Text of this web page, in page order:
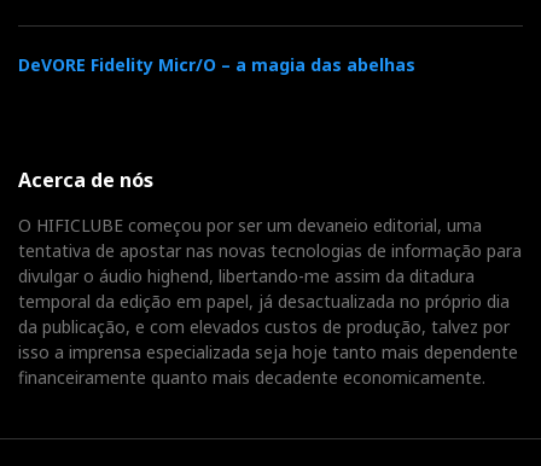
Sony
se trata de áudio highend. Tem uma vocação mais,
digamos, de electrónica de consumo. Mas, de vez em
quando, dá carta branca aos seus engenheiros para
construírem o melhor produto sem se preocuparem
com o preço.
muito elogiadas pela crítica mundial.
DeVORE Fidelity Micr/O – a magia das abelhas
Acerca de nós
O HIFICLUBE começou por ser um devaneio editorial, uma
tentativa de apostar nas novas tecnologias de informação para
divulgar o áudio highend, libertando-me assim da ditadura
temporal da edição em papel, já desactualizada no próprio dia
da publicação, e com elevados custos de produção, talvez por
isso a imprensa especializada seja hoje tanto mais dependente
financeiramente quanto mais decadente economicamente.